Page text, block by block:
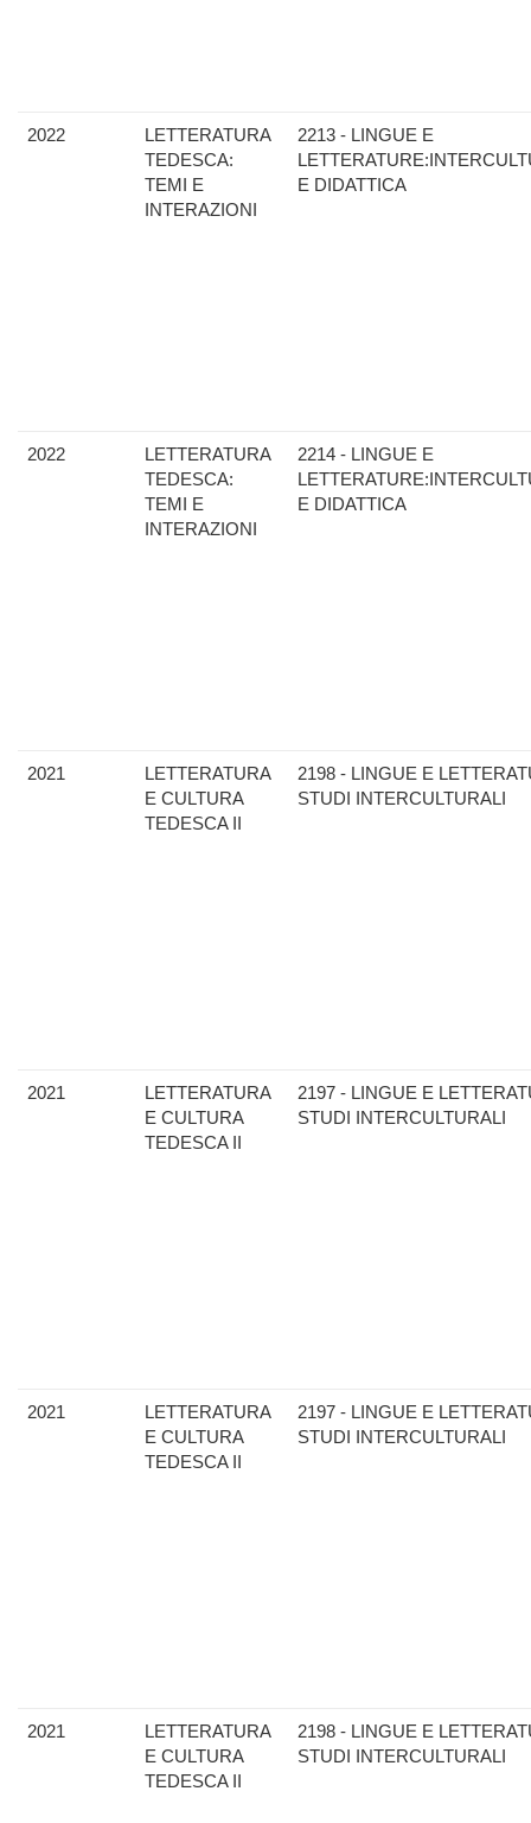
2022
LETTERATURA
TEDESCA:
TEMI E
INTERAZIONI
2213 - LINGUE E
E DIDATTICA
2022
LETTERATURA
TEDESCA:
TEMI E
INTERAZIONI
2214 - LINGUE E
E DIDATTICA
2021
LETTERATURA
E CULTURA
TEDESCA II
2198 - LINGUE E
STUDI INTERCULTURALI
2021
LETTERATURA
E CULTURA
TEDESCA II
2197 - LINGUE E
STUDI INTERCULTURALI
2021
LETTERATURA
E CULTURA
TEDESCA II
2197 - LINGUE E
STUDI INTERCULTURALI
2021
LETTERATURA
E CULTURA
TEDESCA II
2198 - LINGUE E
STUDI INTERCULTURALI